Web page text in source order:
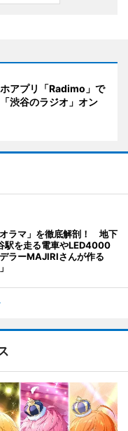
アプリ「Radimo」で
渋谷のラジオ」オン
ラマ」を徹底解剖！ 地下
駅を走る電車やLED4000
ラーMAJIRIさんが作る